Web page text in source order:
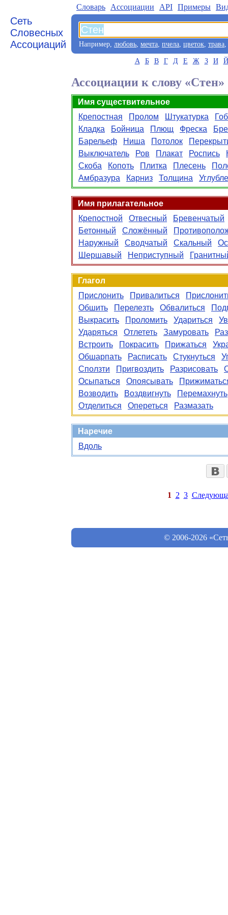
Сеть
Словесных
Ассоциаций
Словарь Aссоциации API Примеры
Например, любовь, мечта, пчела, цветок, трава,
А Б В Г Д Е Ж З И Й
Ассоциации к слову «Стен»
Имя существительное
Крепостная
Пролом Штукатурка
Кладка
Бойница Плющ Фреска
Барельеф
Ниша Потолок
Выключатель
Ров Плакат Роспись
Скоба
Копоть Плитка Плесень
Амбразура
Карниз Толщина
Имя прилагательное
Крепостной
Отвесный
Бревенчатый
Бетонный
Сложённый
Наружный
Сводчатый Скальный
Шершавый
Неприступный
Глагол
Прислонить
Привалиться
Обшить
Перелезть Обвалиться
Выкрасить
Проломить Удариться
Ударяться
Отлететь Замуровать
Встроить
Покрасить Прижаться
Обшарпать
Расписать Стукнуться
Сползти
Пригвоздить Разрисовать
Осыпаться
Опоясывать
Возводить
Воздвигнуть
Перемахнуть
Отделиться
Опереться Размазать
Наречие
Вдоль
1 2 3
© 2006-2026